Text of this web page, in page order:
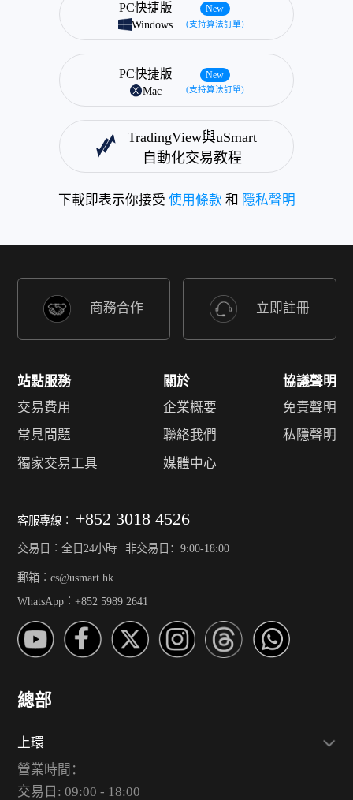
PC快捷版 New
(支持算法訂單)
Windows
PC快捷版 New
(支持算法訂單)
Mac
TradingView與uSmart
自動化交易教程
下載即表示你接受 使用條款 和 隱私聲明
商務合作 立即註冊
站點服務
交易費用
常見問題
獨家交易工具
關於
企業概要
聯絡我們
媒體中心
協議聲明
免責聲明
私隱聲明
客服專線︰ +852 3018 4526
交易日︰全日24小時 | 非交易日：9:00-18:00
郵箱︰cs@usmart.hk
WhatsApp︰+852 5989 2641
總部
上環
營業時間：
交易日: 09:00 - 18:00